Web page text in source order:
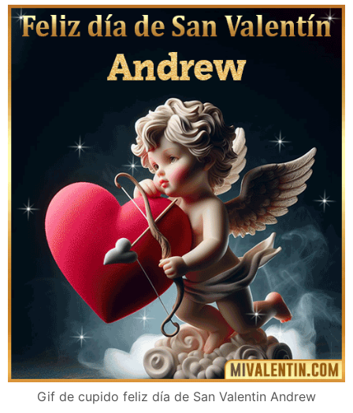
Gif de cupido feliz día de San Valentin Andrew